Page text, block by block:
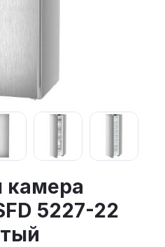
камера
5227-22